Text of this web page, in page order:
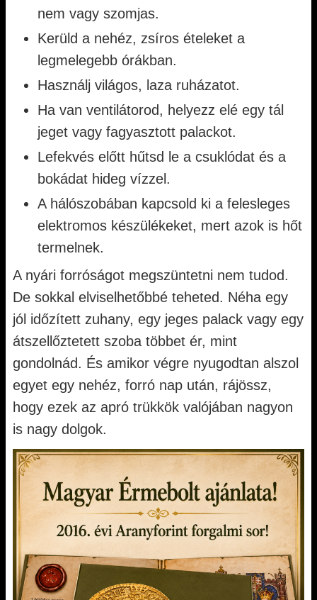
nem vagy szomjas.
Kerüld a nehéz, zsíros ételeket a
legmelegebb órákban.
Használj világos, laza ruházatot.
Ha van ventilátorod, helyezz elé egy tál
jeget vagy fagyasztott palackot.
Lefekvés előtt hűtsd le a csuklódat és a
bokádat hideg vízzel.
A hálószobában kapcsold ki a felesleges
elektromos készülékeket, mert azok is hőt
termelnek.
A nyári forróságot megszüntetni nem tudod.
De sokkal elviselhetőbbé teheted. Néha egy
jól időzített zuhany, egy jeges palack vagy egy
átszellőztetett szoba többet ér, mint
gondolnád. És amikor végre nyugodtan alszol
egyet egy nehéz, forró nap után, rájössz,
hogy ezek az apró trükkök valójában nagyon
is nagy dolgok.